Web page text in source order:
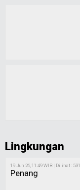
Lingkungan
19 Jun 26, 11:49 WIB | Dilihat : 531
Penang